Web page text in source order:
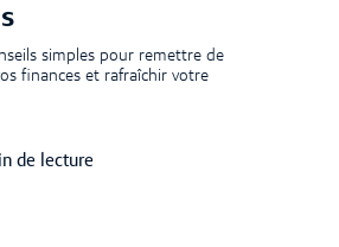
simples pour remettre de
finances et rafraîchir votre
de lecture